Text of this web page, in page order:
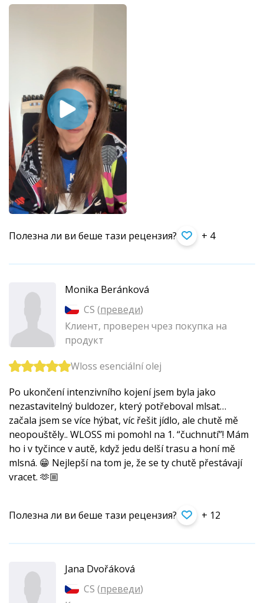
Полезна ли ви беше тази рецензия? + 4
Monika Beránková
CS (преведи)
Клиент, проверен чрез покупка на
продукт
Wloss esenciální olej
Po ukončení intenzivního kojení jsem byla jako
nezastavitelný buldozer, který potřeboval mlsat…
začala jsem se více hýbat, víc řešit jídlo, ale chutě mě
neopouštěly.. WLOSS mi pomohl na 1. “čuchnutí”! Mám
ho i v tyčince v autě, když jedu delší trasu a honí mě
mlsná. 😁 Nejlepší na tom je, že se ty chutě přestávají
vracet. 🫶🏼
Полезна ли ви беше тази рецензия? + 12
Jana Dvořáková
CS (преведи)